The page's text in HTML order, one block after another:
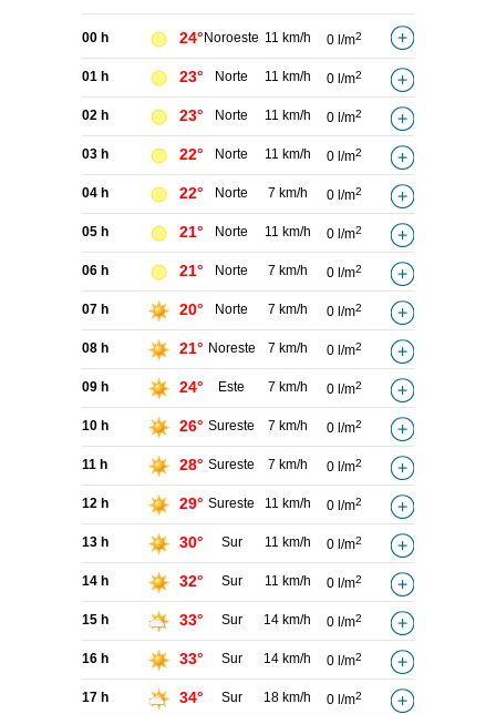
00 h 24° Noroeste 11 km/h 0 l/m2
01 h 23° Norte 11 km/h 0 l/m2
02 h 23° Norte 11 km/h 0 l/m2
03 h 22° Norte 11 km/h 0 l/m2
04 h 22° Norte 7 km/h 0 l/m2
05 h 21° Norte 11 km/h 0 l/m2
06 h 21° Norte 7 km/h 0 l/m2
07 h 20° Norte 7 km/h 0 l/m2
08 h 21° Noreste 7 km/h 0 l/m2
09 h 24° Este 7 km/h 0 l/m2
10 h 26° Sureste 7 km/h 0 l/m2
11 h 28° Sureste 7 km/h 0 l/m2
12 h 29° Sureste 11 km/h 0 l/m2
13 h 30° Sur 11 km/h 0 l/m2
14 h 32° Sur 11 km/h 0 l/m2
15 h 33° Sur 14 km/h 0 l/m2
16 h 33° Sur 14 km/h 0 l/m2
17 h 34° Sur 18 km/h 0 l/m2